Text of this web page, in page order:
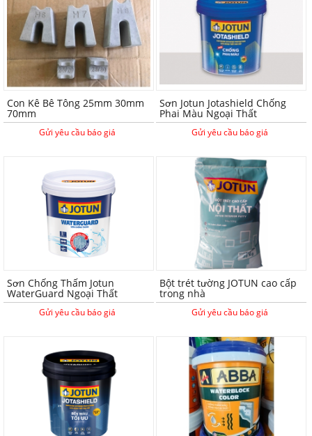
Con Kê Bê Tông 25mm 30mm
70mm
Gửi yêu cầu báo giá
Sơn Jotun Jotashield Chống
Phai Màu Ngoại Thất
Gửi yêu cầu báo giá
Sơn Chống Thấm Jotun
WaterGuard Ngoại Thất
Gửi yêu cầu báo giá
Bột trét tường JOTUN cao cấp
trong nhà
Gửi yêu cầu báo giá